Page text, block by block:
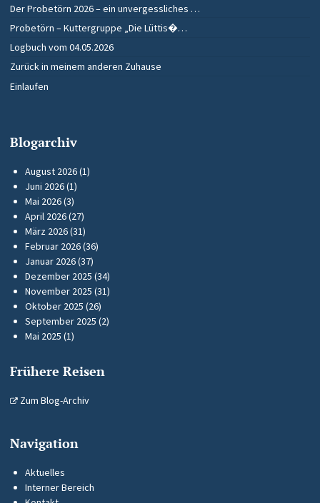
Der Probetörn 2026 – ein unvergessliches …
Probetörn – Kuttergruppe „Die Lüttis�…
Logbuch vom 04.05.2026
Zurück in meinem anderen Zuhause
Einlaufen
Blogarchiv
August 2026(1)
Juni 2026(1)
Mai 2026(3)
April 2026(27)
März 2026(31)
Februar 2026(36)
Januar 2026(37)
Dezember 2025 (34)
November 2025 (31)
Oktober 2025 (26)
September 2025 (2)
Mai 2025 (1)
Frühere Reisen
Zum Blog-Archiv
Navigation
Aktuelles
Interner Bereich